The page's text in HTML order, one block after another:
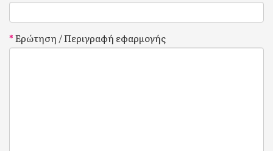
Ερώτηση / Περιγραφή εφαρμογής